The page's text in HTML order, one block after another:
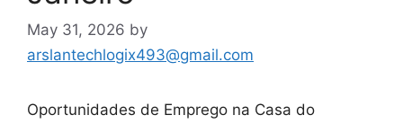
May 31, 2026 by
arslantechlogix493@gmail.com
Oportunidades de Emprego na Casa do